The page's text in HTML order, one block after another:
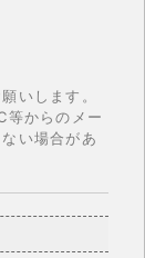
いします。
等からのメー
い場合があ